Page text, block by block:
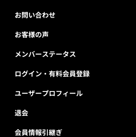
お問い合わせ
お客様の声
メンバーステータス
ログイン・有料会員登録
ユーザープロフィール
退会
会員情報引継ぎ